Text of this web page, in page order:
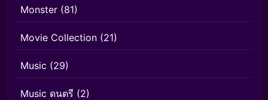
Monster (81)
Movie Collection (21)
Music (29)
Music ดนตรี (2)